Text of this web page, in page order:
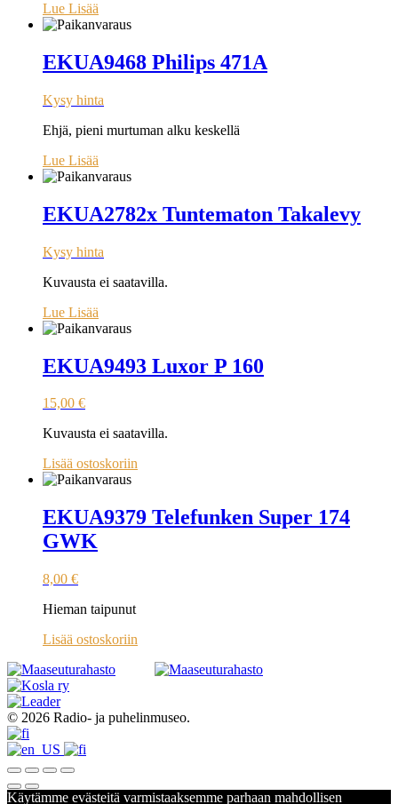
Lue Lisää
EKUA9468 Philips 471A
Kysy hinta
Ehjä, pieni murtuman alku keskellä
Lue Lisää
EKUA2782x Tuntematon Takalevy
Kysy hinta
Kuvausta ei saatavilla.
Lue Lisää
EKUA9493 Luxor P 160
15,00 €
Kuvausta ei saatavilla.
Lisää ostoskoriin
EKUA9379 Telefunken Super 174
GWK
8,00 €
Hieman taipunut
Lisää ostoskoriin
© 2026 Radio- ja puhelinmuseo.
Käytämme evästeitä varmistaaksemme parhaan mahdollisen